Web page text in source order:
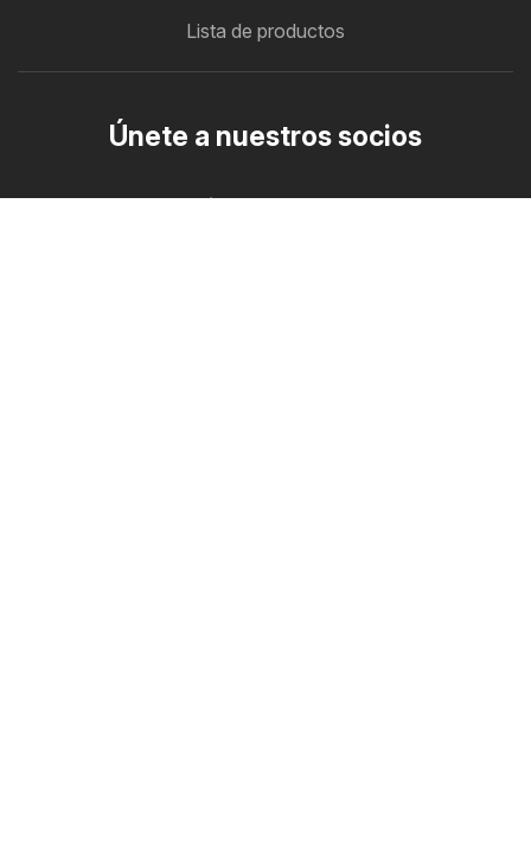
Lista de productos
Únete a nuestros socios
Cómo anunciarse